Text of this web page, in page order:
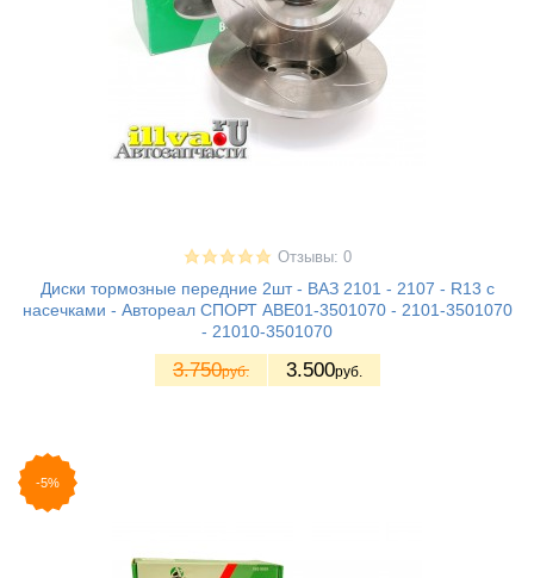
Отзывы: 0
Диски тормозные передние 2шт - ВАЗ 2101 - 2107 - R13 с
насечками - Автореал СПОРТ AВЕ01-3501070 - 2101-3501070
- 21010-3501070
3.750руб. 3.500руб.
-5%